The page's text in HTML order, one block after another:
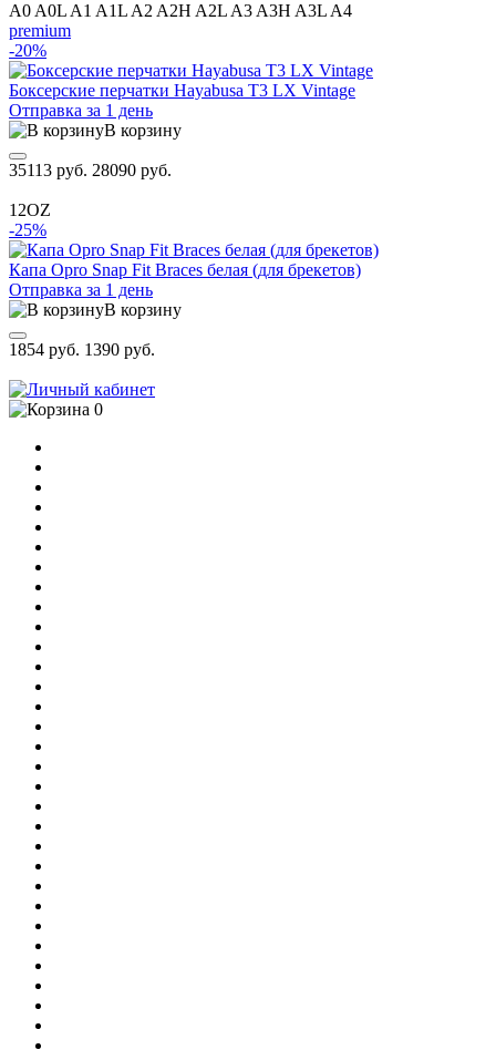
A0 A0L A1 A1L A2 A2H A2L A3 A3H A3L A4
premium
-20%
Боксерские перчатки Hayabusa T3 LX Vintage
Отправка за 1 день
В корзину
35113 руб. 28090 руб.
12OZ
-25%
Капа Opro Snap Fit Braces белая (для брекетов)
Отправка за 1 день
В корзину
1854 руб. 1390 руб.
0